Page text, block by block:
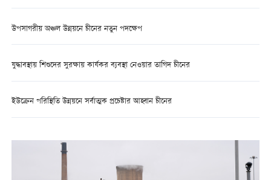
উপসাগরীয় অঞ্চল উন্নয়নে চীনের নতুন পদক্ষেপ
যুদ্ধাবস্থায় শিশুদের সুরক্ষায় কার্যকর ব্যবস্থা নেওয়ার তাগিদ চীনের
ইউক্রেন পরিস্থিতি উন্নয়নে সর্বাত্মক প্রচেষ্টার আহ্বান চীনের